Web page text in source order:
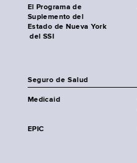
El Programa de
Suplemento del
Estado de Nueva York
del SSI
Seguro de Salud
Medicaid
EPIC